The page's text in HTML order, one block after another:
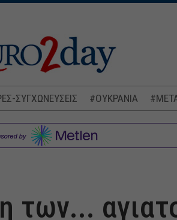
ΣΥΓΧΩΝΕΥΣΕΙΣ #ΟΥΚΡΑΝΙΑ
των...